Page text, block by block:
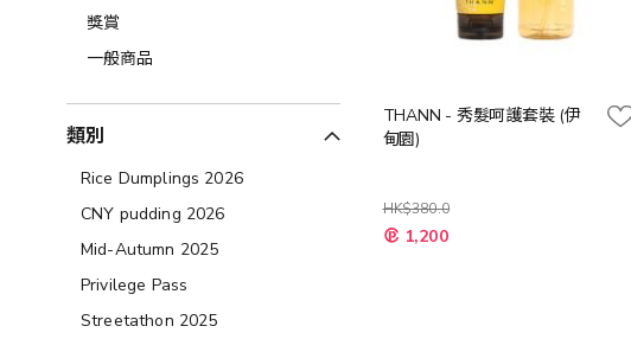
THANN - 秀髮呵護套裝 (伊
甸園)
HK$380.0
特
殊 1,200
獎賞
一般商品
類別
Rice Dumplings 2026
CNY pudding 2026
Mid-Autumn 2025
Privilege Pass
Streetathon 2025